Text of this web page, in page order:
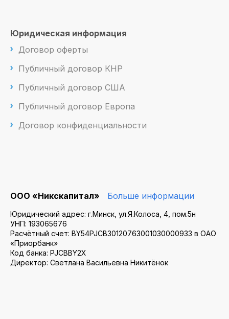
Юридическая информация
Договор оферты
Публичный договор КНР
Публичный договор США
Публичный договор Европа
Договор конфиденциальности
ООО «Никскапитал» Больше информации
Юридический адрес: г.Минск, ул.Я.Колоса, 4, пом.5н
УНП: 193065676
Расчётный счет: BY54PJCB30120763001030000933 в ОАО
«Приорбанк»
Код банка: PJCBBY2X
Директор: Светлана Васильевна Никитёнок